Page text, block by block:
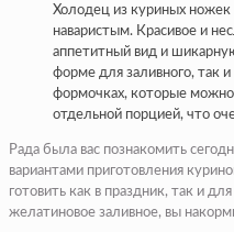
Холодец из куриных
наваристым. Красивое и
аппетитный вид и
форме для заливного, так
формочках, которые
отдельной порцией, что
Рада была вас познакомить
вариантами приготовления
готовить как в праздник, так и
желатиновое заливное, вы